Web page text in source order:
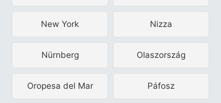
New York Nizza
Nürnberg Olaszország
Oropesa del Mar Páfosz